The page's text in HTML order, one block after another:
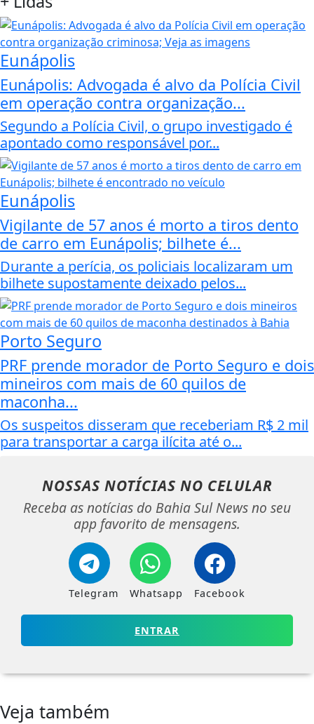
Eunápolis
Eunápolis: Advogada é alvo da Polícia Civil
em operação contra organização...
Segundo a Polícia Civil, o grupo investigado é
apontado como responsável por...
Eunápolis
Vigilante de 57 anos é morto a tiros dento
de carro em Eunápolis; bilhete é...
Durante a perícia, os policiais localizaram um
bilhete supostamente deixado pelos...
Porto Seguro
PRF prende morador de Porto Seguro e dois
mineiros com mais de 60 quilos de
maconha...
Os suspeitos disseram que receberiam R$ 2 mil
para transportar a carga ilícita até o...
NOSSAS NOTÍCIAS NO CELULAR
Receba as notícias do Bahia Sul News no seu
app favorito de mensagens.
Telegram Whatsapp Facebook
ENTRAR
Veja também